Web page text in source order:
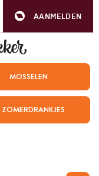
AANMELDEN
MOSSELEN